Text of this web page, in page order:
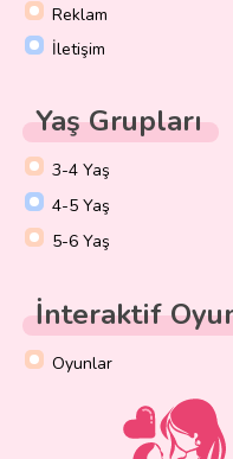
Reklam
İletişim
Yaş Grupları
3-4 Yaş
4-5 Yaş
5-6 Yaş
İnteraktif
Oyunlar